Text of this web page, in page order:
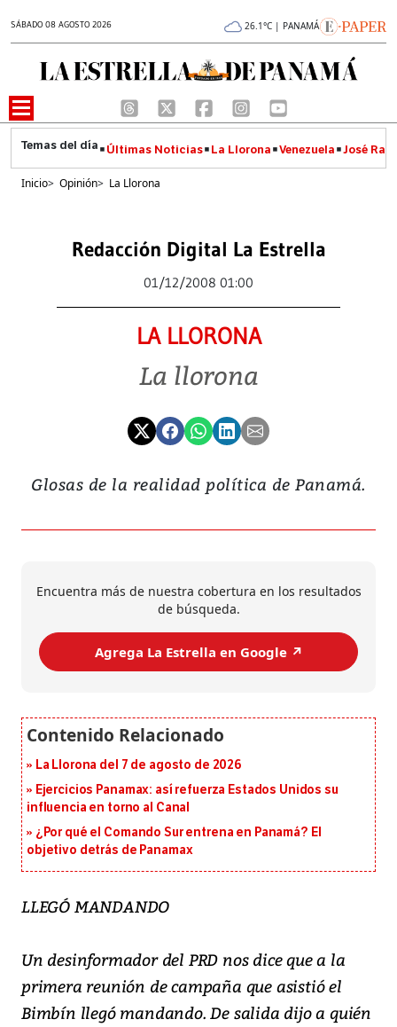
SÁBADO 08 AGOSTO 2026 26.1°C | PANAMÁ
Últimas Noticias La Llorona Venezuela José
Inicio> Opinión> La Llorona
Redacción Digital La Estrella
01/12/2008 01:00
LA LLORONA
La llorona
Glosas de la realidad política de Panamá.
Encuentra más de nuestra cobertura en los resultados
de búsqueda.
Agrega La Estrella en Google ↗️
La Llorona del 7 de agosto de 2026
Ejercicios Panamax: así refuerza Estados Unidos su
influencia en torno al Canal
¿Por qué el Comando Sur entrena en Panamá? El
objetivo detrás de Panamax
LLEGÓ MANDANDO
Un desinformador del PRD nos dice que a la
primera reunión de campaña que asistió el
Bimbín llegó mandando. De salida dijo a quién